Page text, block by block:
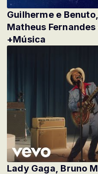
Guilherme e
Matheus
+Música
Lady Gaga, Bruno